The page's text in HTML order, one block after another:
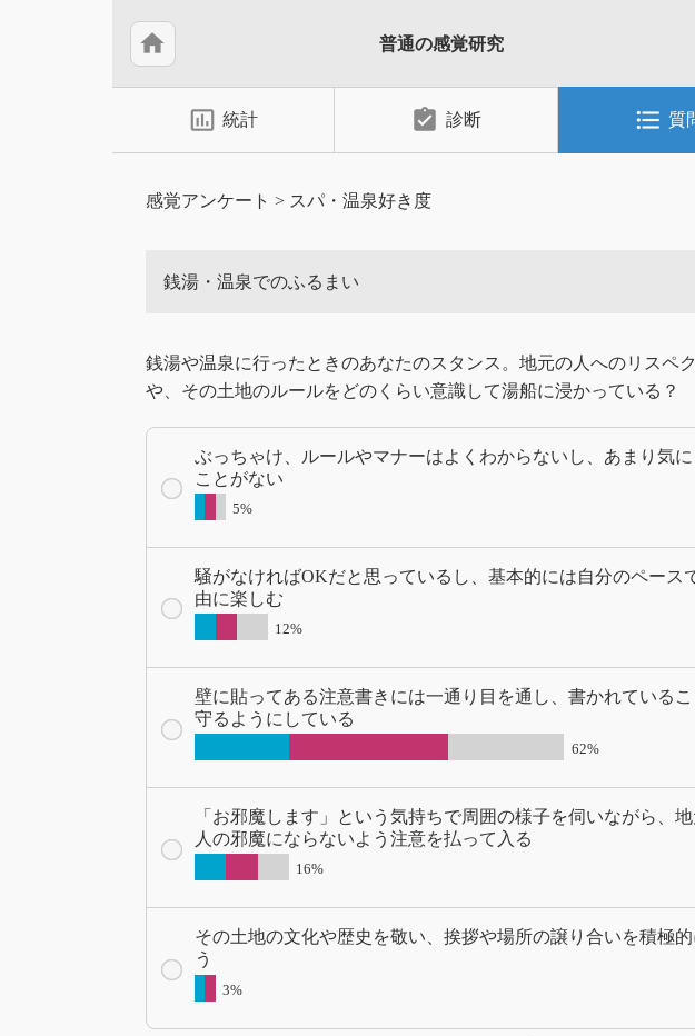
home 普通の感覚研究
insert_chart_outlined 統計 assignment_turned_in 診断 format_list_bulleted 質
感覚アンケート > スパ・温泉好き度
銭湯・温泉でのふるまい
銭湯や温泉に行ったときのあなたのスタンス。地元の人へのリスペ
や、その土地のルールをどのくらい意識して湯船に浸かっている？
ぶっちゃけ、ルールやマナーはよくわからないし、あまり気に
ことがない
5%
騒がなければOKだと思っているし、基本的には自分のペース
由に楽しむ
12%
壁に貼ってある注意書きには一通り目を通し、書かれている
守るようにしている
62%
「お邪魔します」という気持ちで周囲の様子を伺いながら、
人の邪魔にならないよう注意を払って入る
16%
その土地の文化や歴史を敬い、挨拶や場所の譲り合いを積極
う
3%